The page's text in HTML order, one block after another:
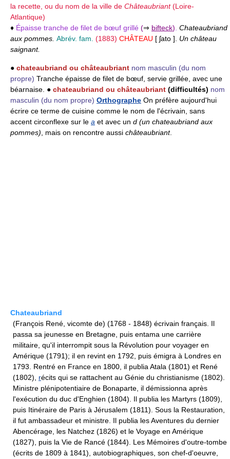
la recette, ou du nom de la ville de Châteaubriant(Loire-
Atlantique)
♦ Épaisse tranche de filet de bœuf grillé (⇒ bifteck) Chateaubriand
aux pommes. Abrév. fam. (1883) CHÂTEAU [ ʃato ]. Un château
saignant.
● chateaubriand ou châteaubriant nom masculin (du nom
propre) Tranche épaisse de filet de bœuf, servie grillée, avec une
béarnaise. ● chateaubriand ou châteaubriant (difficultés) nom
masculin (du nom propre) Orthographe On préfère aujourd'hui
écrire ce terme de cuisine comme le nom de l'écrivain, sans
accent circonflexe sur le a et avec un d (un chateaubriand aux
pommes) , mais on rencontre aussi châteaubriant.
Chateaubriand
(François René, vicomte de) (1768 - 1848) écrivain français. Il
passa sa jeunesse en Bretagne, puis entama une carrière
militaire, qu'il interrompit sous la Révolution pour voyager en
Amérique (1791); il en revint en 1792, puis émigra à Londres en
1793. Rentré en France en 1800, il publia Atala (1801) et René
(1802), récits qui se rattachent au Génie du christianisme (1802).
Ministre plénipotentiaire de Bonaparte, il démissionna après
l'exécution du duc d'Enghien (1804). Il publia les Martyrs (1809),
puis Itinéraire de Paris à Jérusalem (1811). Sous la Restauration,
il fut ambassadeur et ministre. Il publia les Aventures du dernier
Abencérage, les Natchez (1826) et le Voyage en Amérique
(1827), puis la Vie de Rancé (1844). Les Mémoires d'outre-tombe
(écrits de 1809 à 1841), autobiographiques, son chef-d'oeuvre,